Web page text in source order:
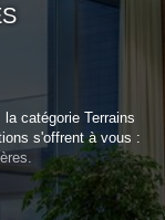
catégorie Terrains
s'offrent à vous :